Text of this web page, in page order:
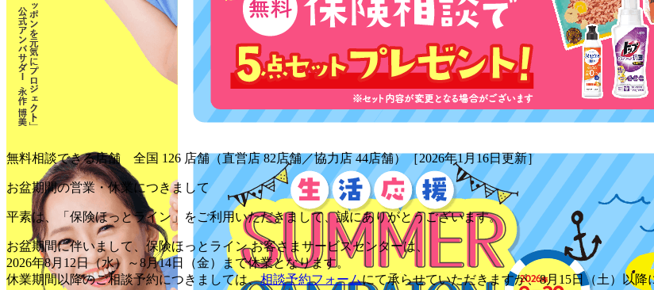
無料相談できる店舗 全国 126 店舗（直営店 82店舗／協力店 44店舗）［2026年1月16日更新］
お盆期間の営業・休業につきまして
平素は、「保険ほっとライン」をご利用いただきまして、誠にありがとうございます。
お盆期間に伴いまして、保険ほっとライン お客さまサービスセンターは、
2026年8月12日（水）～8月14日（金）まで休業となります。
休業期間以降のご相談予約につきましては、相談予約フォームにて承らせていただきますが、8月15日（土）以降